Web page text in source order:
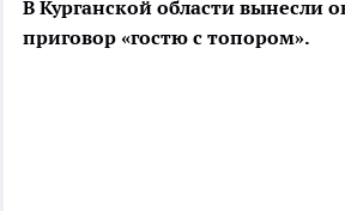
В Курганской области вынесли
приговор «гостю с топором».